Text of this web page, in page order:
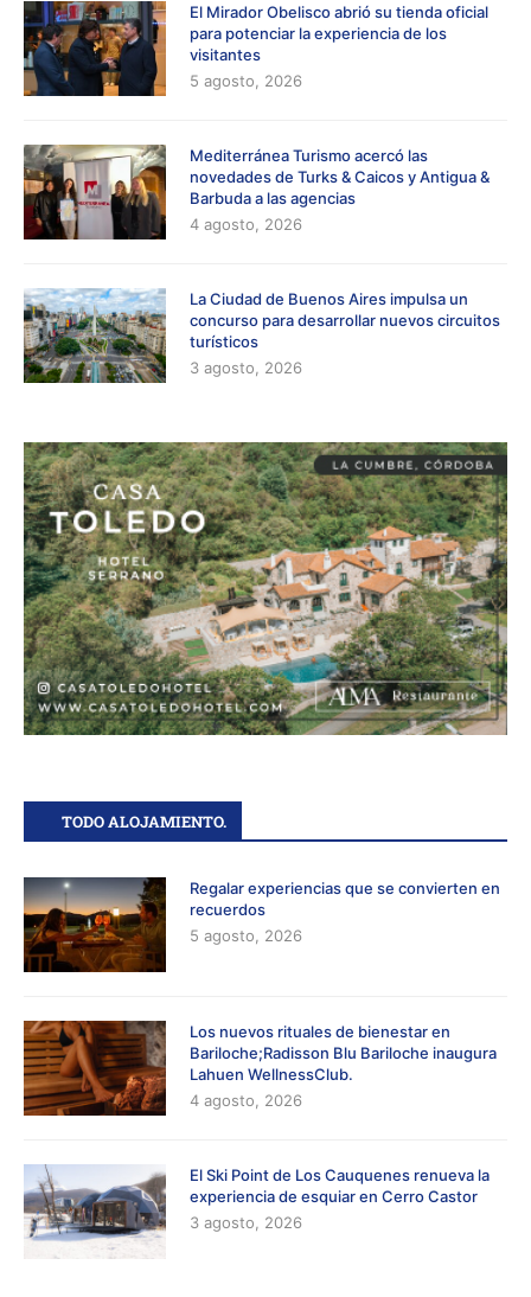
El Mirador Obelisco abrió su tienda oficial
para potenciar la experiencia de los
visitantes
5 agosto, 2026
Mediterránea Turismo acercó las
novedades de Turks & Caicos y Antigua &
Barbuda a las agencias
4 agosto, 2026
La Ciudad de Buenos Aires impulsa un
concurso para desarrollar nuevos circuitos
turísticos
3 agosto, 2026
TODO ALOJAMIENTO.
Regalar experiencias que se convierten en
recuerdos
5 agosto, 2026
Los nuevos rituales de bienestar en
Bariloche;Radisson Blu Bariloche inaugura
Lahuen WellnessClub.
4 agosto, 2026
El Ski Point de Los Cauquenes renueva la
experiencia de esquiar en Cerro Castor
3 agosto, 2026